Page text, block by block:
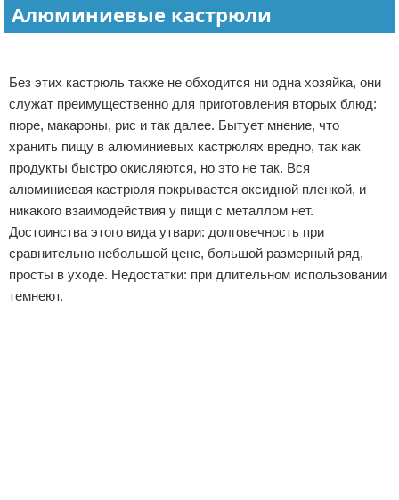
Алюминиевые кастрюли
Без этих кастрюль также не обходится ни одна хозяйка, они
служат преимущественно для приготовления вторых блюд:
пюре, макароны, рис и так далее. Бытует мнение, что
хранить пищу в алюминиевых кастрюлях вредно, так как
продукты быстро окисляются, но это не так. Вся
алюминиевая кастрюля покрывается оксидной пленкой, и
никакого взаимодействия у пищи с металлом нет.
Достоинства этого вида утвари: долговечность при
сравнительно небольшой цене, большой размерный ряд,
просты в уходе. Недостатки: при длительном использовании
темнеют.